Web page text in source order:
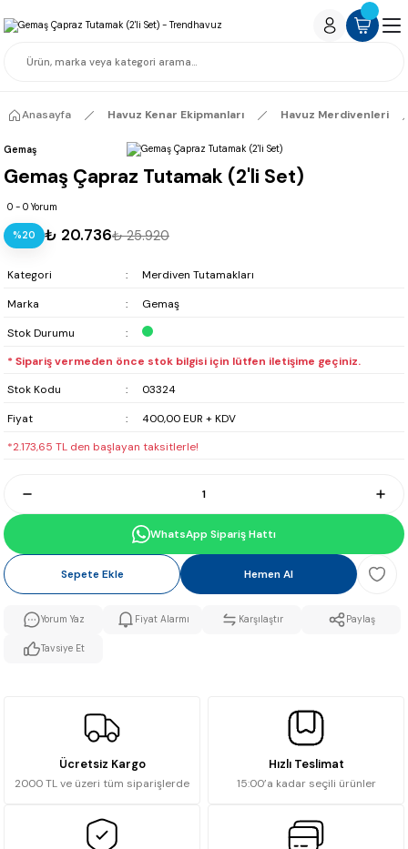
Anasayfa Havuz Kenar Ekipmanları Havuz Merdivenleri
Gemaş
Gemaş Çapraz Tutamak (2'li Set)
0 - 0 Yorum
%20 ₺ 20.736₺ 25.920
Kategori
Merdiven Tutamakları
Marka
Gemaş
Stok Durumu
* Sipariş vermeden önce stok bilgisi için lütfen iletişime geçiniz.
Stok Kodu
03324
Fiyat
400,00 EUR + KDV
*2.173,65 TL den başlayan taksitlerle!
WhatsApp Sipariş Hattı
Sepete Ekle Hemen Al
Yorum Yaz Fiyat Alarmı Karşılaştır Paylaş
Tavsiye Et
Ücretsiz Kargo
2000 TL ve üzeri tüm siparişlerde
Hızlı Teslimat
15:00’a kadar seçili ürünler